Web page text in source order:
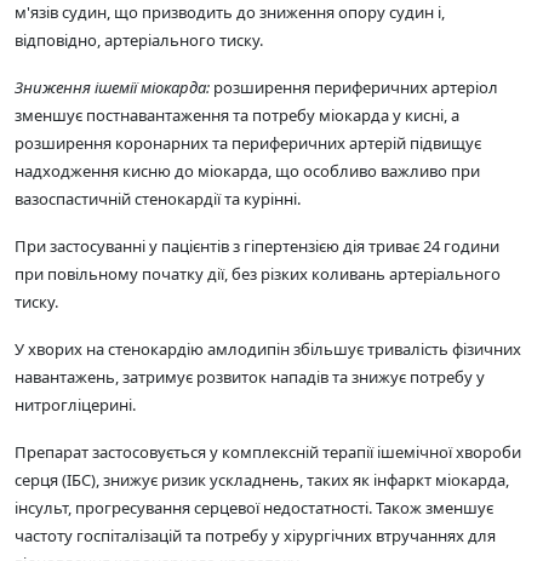
м'язів судин, що призводить до зниження опору судин і,
відповідно, артеріального тиску.
Зниження ішемії міокарда: розширення периферичних артеріол
зменшує постнавантаження та потребу міокарда у кисні, а
розширення коронарних та периферичних артерій підвищує
надходження кисню до міокарда, що особливо важливо при
вазоспастичній стенокардії та курінні.
При застосуванні у пацієнтів з гіпертензією дія триває 24 години
при повільному початку дії, без різких коливань артеріального
тиску.
У хворих на стенокардію амлодипін збільшує тривалість фізичних
навантажень, затримує розвиток нападів та знижує потребу у
нитрогліцерині.
Препарат застосовується у комплексній терапії ішемічної хвороби
серця (ІБС), знижує ризик ускладнень, таких як інфаркт міокарда,
інсульт, прогресування серцевої недостатності. Також зменшує
частоту госпіталізацій та потребу у хірургічних втручаннях для